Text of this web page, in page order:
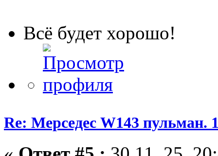
Всё будет хорошо!
Re: Мерседес W143 пульман.